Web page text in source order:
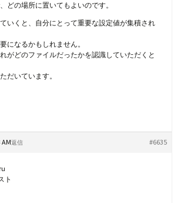
どの場所に置いてもよいのです。
いくと、自分にとって重要な設定値が集積され
になるかもしれません。
がどのファイルだったかを認識していただくと
だいています。
#6635
返信
ト